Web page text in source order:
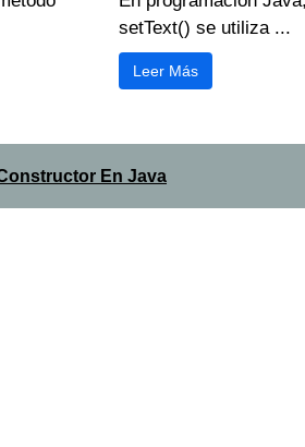
setText() se utiliza ...
Leer Más
En Java